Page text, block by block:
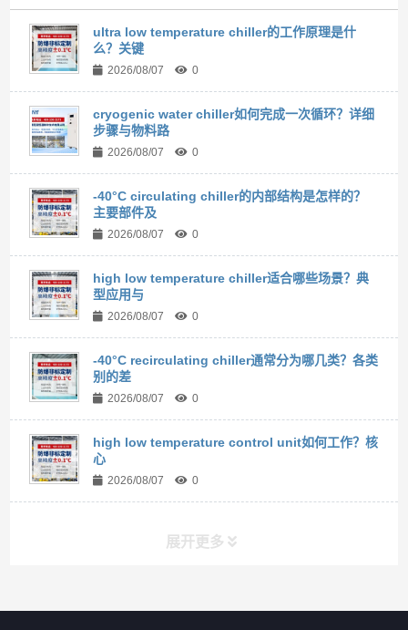
ultra low temperature chiller的工作原理是什
么？关键
2026/08/07 0
cryogenic water chiller如何完成一次循环？详细
步骤与物料路
2026/08/07 0
-40°C circulating chiller的内部结构是怎样的？
主要部件及
2026/08/07 0
high low temperature chiller适合哪些场景？典
型应用与
2026/08/07 0
-40°C recirculating chiller通常分为哪几类？各类
别的差
2026/08/07 0
high low temperature control unit如何工作？核
心
2026/08/07 0
展开更多